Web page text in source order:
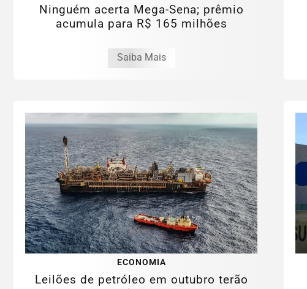
Ninguém acerta Mega-Sena; prêmio
acumula para R$ 165 milhões
Saiba Mais
ECONOMIA
Leilões de petróleo em outubro terão